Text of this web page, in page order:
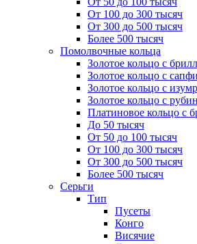
От 100 до 300 тысяч
От 300 до 500 тысяч
Более 500 тысяч
Помолвочные кольца
Золотое кольцо с
Золотое кольцо с
Золотое кольцо с
Золотое кольцо с
Платиновое кольцо с
До 50 тысяч
От 50 до 100 тысяч
От 100 до 300 тысяч
От 300 до 500 тысяч
Более 500 тысяч
Серьги
Тип
Пусеты
Конго
Висячие